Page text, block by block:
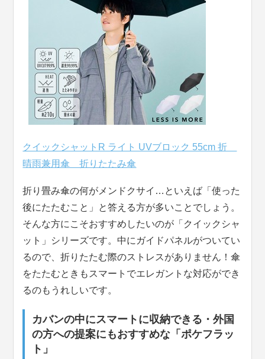
クイックシャットR ライト UVブロック 55cm 折
晴雨兼用傘 折りたたみ傘
折り畳み傘の何がメンドクサイ…といえば「使った
後にたたむこと」と答える方が多いことでしょう。
そんな方にこそおすすめしたいのが「クイックシャ
ット」シリーズです。中にガイドパネルがついてい
るので、折りたたむ際のストレスがありません！傘
をたたむときもスマートでエレガントな対応ができ
るのもうれしいです。
カバンの中にスマートに収納できる・外国
の方への提案にもおすすめな「ポケフラッ
ト」